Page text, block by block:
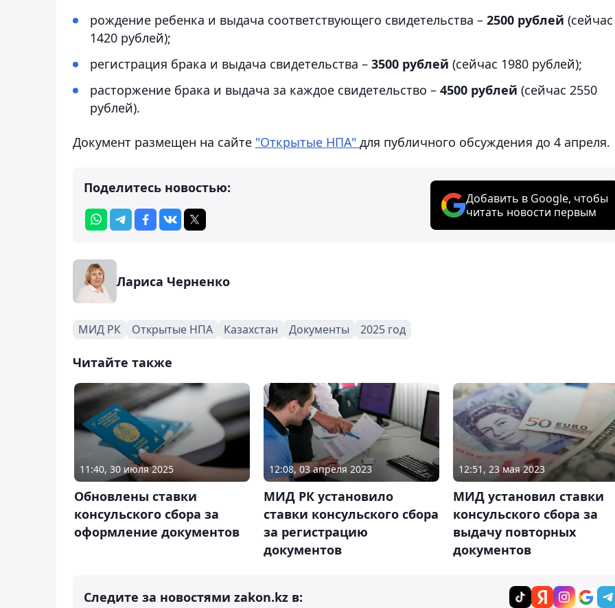
рождение ребенка и выдача соответствующего свидетельства – 2500 рублей (сейчас
1420 рублей);
регистрация брака и выдача свидетельства – 3500 рублей (сейчас 1980 рублей);
расторжение брака и выдача за каждое свидетельство – 4500 рублей (сейчас 2550
рублей).
Документ размещен на сайте "Открытые НПА" для публичного обсуждения до 4 апреля.
Поделитесь новостью:
Добавить в Google, чтобы
читать новости первым
Лариса Черненко
МИД РК Открытые НПА Казахстан Документы 2025 год
Читайте также
11:40, 30 июля 2025
Обновлены ставки
консульского сбора за
оформление документов
12:08, 03 апреля 2023
МИД РК установило
ставки консульского сбора
за регистрацию
документов
12:51, 23 мая 2023
МИД установил ставки
консульского сбора за
выдачу повторных
документов
Следите за новостями zakon.kz в: